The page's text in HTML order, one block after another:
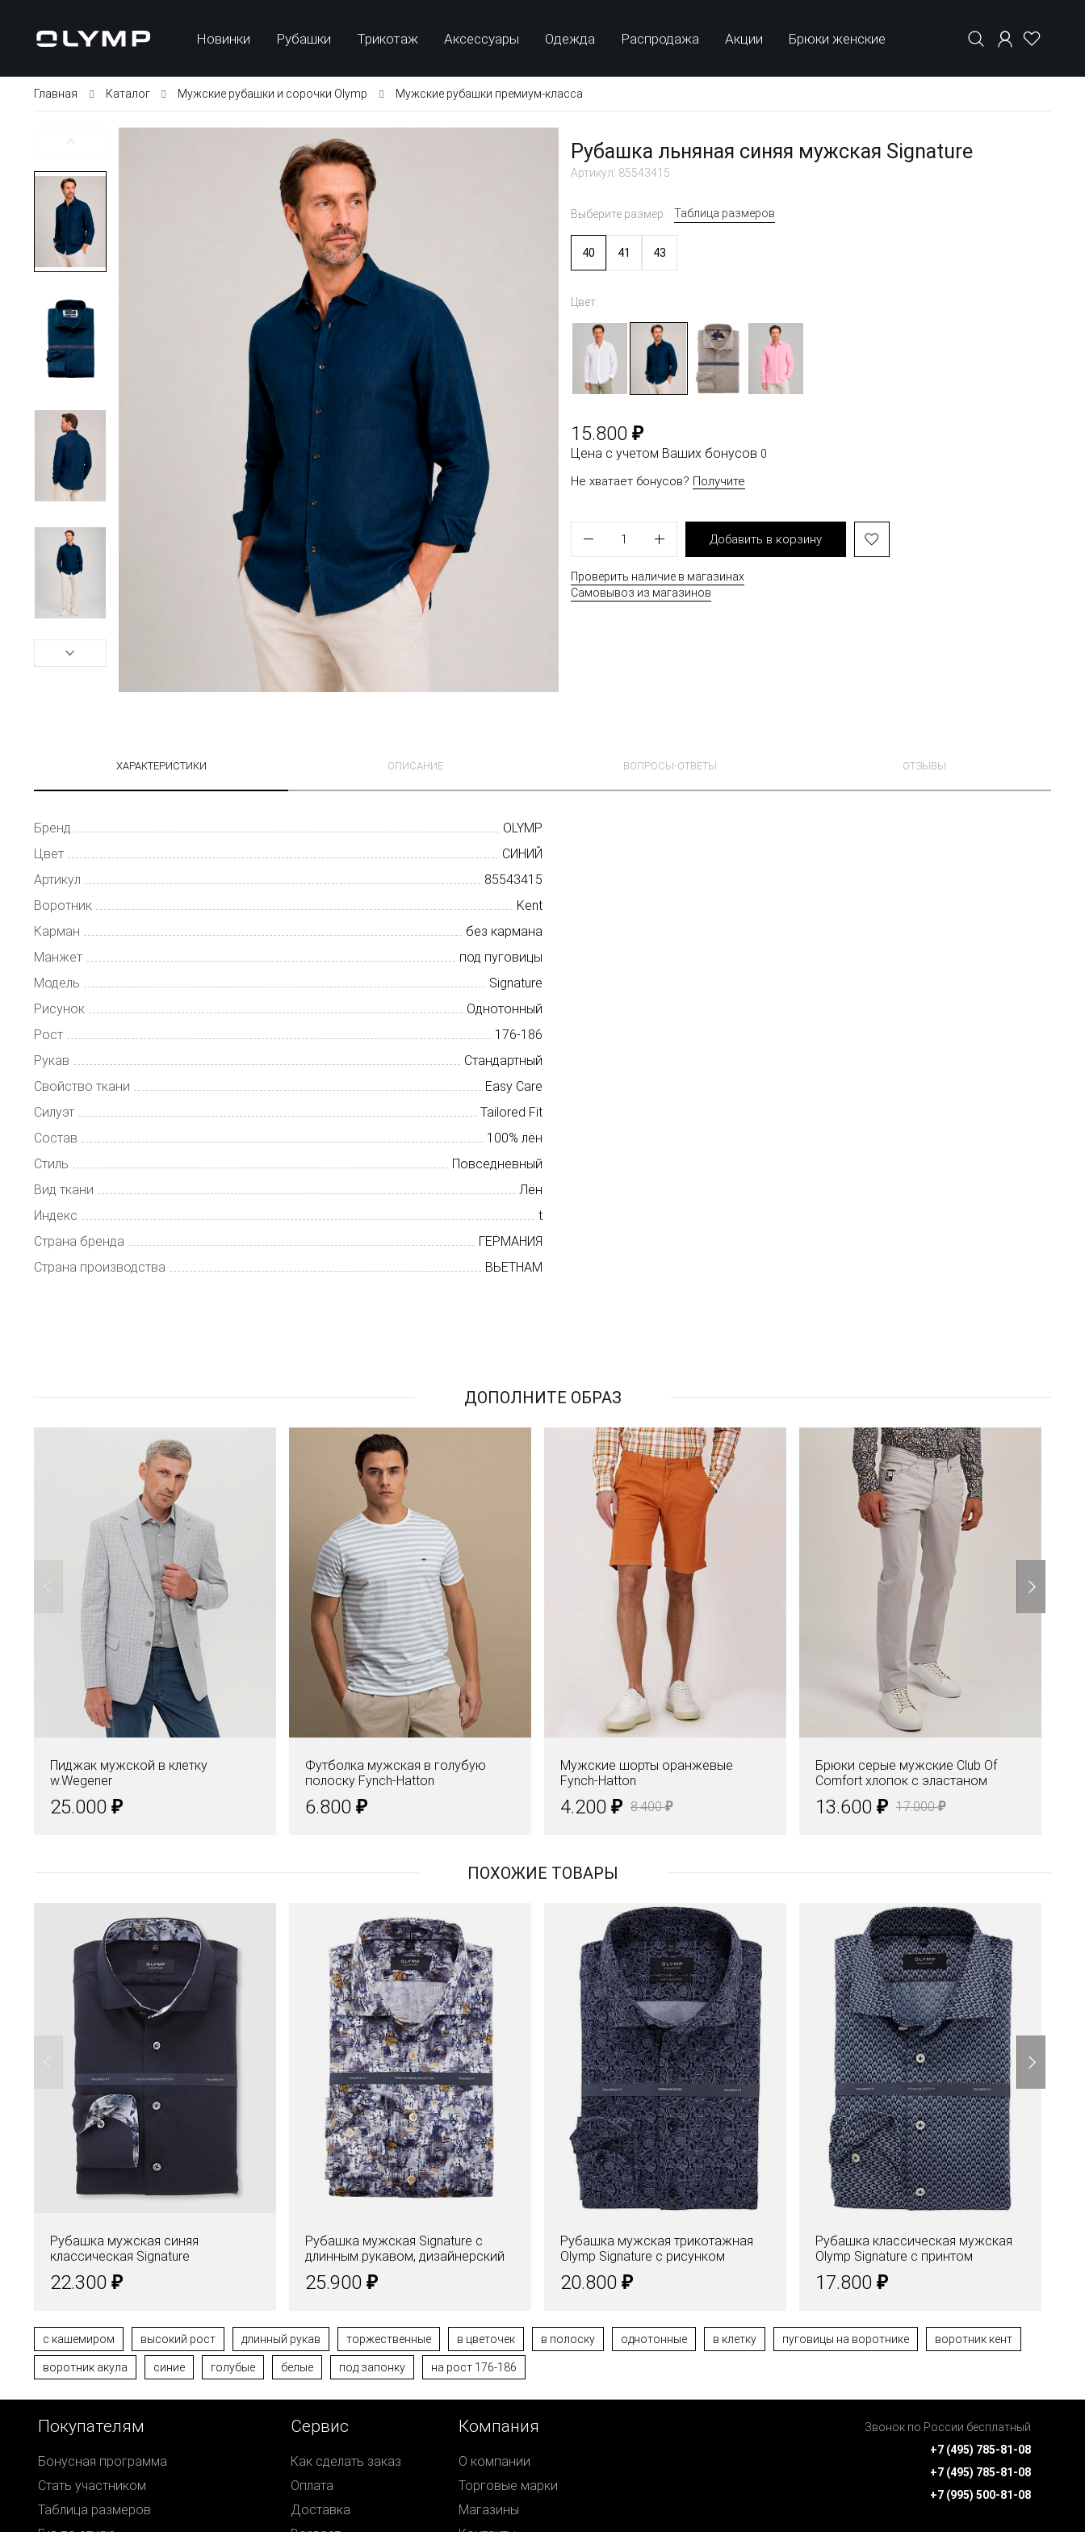
Новинки Рубашки Трикотаж Аксессуары Одежда Распродажа Акции Брюки женские
Главная Каталог Мужские рубашки и сорочки Olymp Мужские рубашки премиум-класса
Рубашка льняная синяя мужская Signature
Артикул: 85543415
Выберите размер: Таблица размеров
40 41 43
Цвет:
15.800 ₽
Цена с учетом Ваших бонусов 0
Не хватает бонусов? Получите
1 Добавить в корзину
Проверить наличие в магазинах
Самовывоз из магазинов
ХАРАКТЕРИСТИКИ ОПИСАНИЕ ВОПРОСЫ-ОТВЕТЫ ОТЗЫВЫ
Бренд
OLYMP
Цвет
СИНИЙ
Артикул
85543415
Воротник
Kent
Карман
без кармана
Манжет
под пуговицы
Модель
Signature
Рисунок
Однотонный
Рост
176-186
Рукав
Стандартный
Свойство ткани
Easy Care
Силуэт
Tailored Fit
Состав
100% лён
Стиль
Повседневный
Вид ткани
Лён
Индекс
t
Страна бренда
ГЕРМАНИЯ
Страна производства
ВЬЕТНАМ
ДОПОЛНИТЕ ОБРАЗ
Пиджак мужской в клетку
w.Wegener
25.000 ₽
Футболка мужская в голубую
полоску Fynch-Hatton
6.800 ₽
Мужские шорты оранжевые
Fynch-Hatton
4.200 ₽ 8.400₽
Брюки серые мужские Club Of
Comfort хлопок с эластаном
13.600 ₽ 17.000₽
ПОХОЖИЕ ТОВАРЫ
Рубашка мужская синяя
классическая Signature
22.300 ₽
Рубашка мужская Signature с
длинным рукавом, дизайнерский
принт
25.900 ₽
Рубашка мужская трикотажная
Olymp Signature с рисунком
20.800 ₽
Рубашка классическая мужская
Olymp Signature с принтом
17.800 ₽
с кашемиром высокий рост длинный рукав торжественные в цветочек в полоску однотонные в клетку пуговицы на воротнике воротник кент
воротник акула синие голубые белые под запонку на рост 176-186
Покупателям
Бонусная программа
Стать участником
Таблица размеров
Сервис
Как сделать заказ
Оплата
Доставка
Компания
О компании
Торговые марки
Магазины
Звонок по России бесплатный
+7 (495) 785-81-08
+7 (495) 785-81-08
+7 (995) 500-81-08